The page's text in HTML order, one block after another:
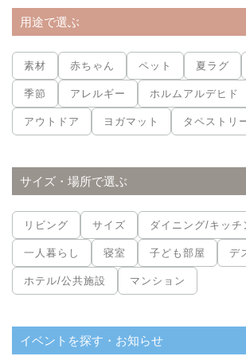
用途で選ぶ
素材 赤ちゃん ペット 夏ラグ
季節 アレルギー ホルムアルデヒド
アウトドア ヨガマット タペストリ
サイズ・場所で選ぶ
リビング サイズ ダイニング/キッチ
一人暮らし 寝室 子ども部屋 デ
ホテル/公共施設 マンション
イベントを探す・お知らせ